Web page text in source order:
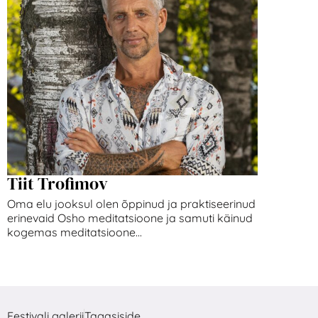
Tiit Trofimov
Oma elu jooksul olen õppinud ja praktiseerinud
erinevaid Osho meditatsioone ja samuti käinud
kogemas meditatsioone...